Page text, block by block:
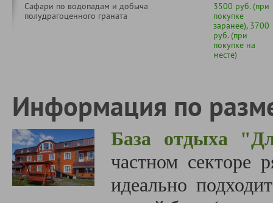
Сафари по водопадам и добыча
полудрагоценного граната
3500 руб. (при
покупке
заранее), 3700
руб. (при
покупке на
месте)
Информация по
База отдыха
частном секторе
идеально